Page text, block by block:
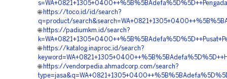
🌐 https://toco.id/id/search?
q=product/
🌐 https://padiumkm.id/search?
🌐 https://katalog.inaproc.id/search?
🌐 https://vendorpedia.ahmadcorp.com/search?